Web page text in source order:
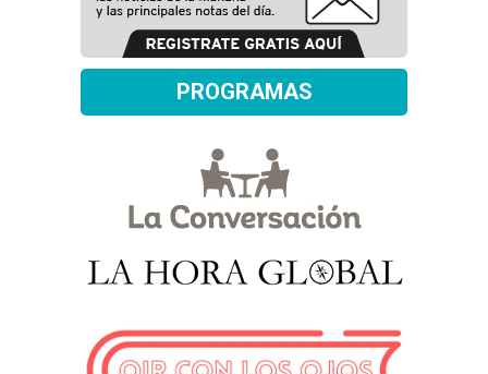
PROGRAMAS